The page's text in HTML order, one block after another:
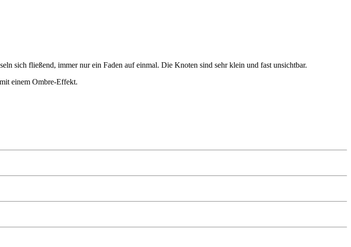
sich fließend, immer nur ein Faden auf einmal. Die Knoten sind sehr klein und fast unsichtbar.
einem Ombre-Effekt.